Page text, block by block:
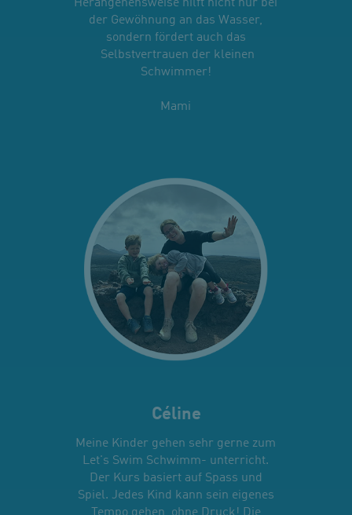
Herangehensweise hilft nicht nur bei
der Gewöhnung an das Wasser,
sondern fördert auch das
Selbstvertrauen der kleinen
Schwimmer!
Mami
Céline
Meine Kinder gehen sehr gerne zum
Let's Swim Schwimm- unterricht.
Der Kurs basiert auf Spass und
Spiel. Jedes Kind kann sein eigenes